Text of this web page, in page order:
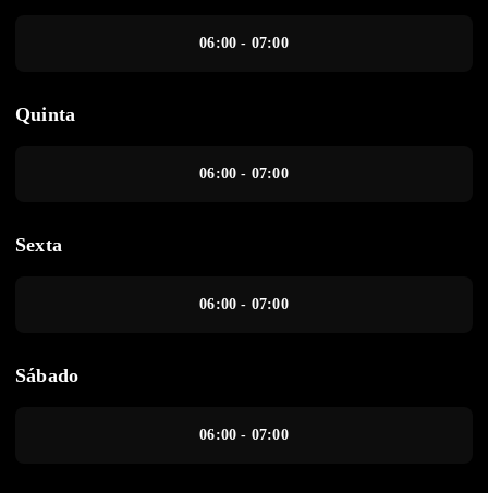
06:00 - 07:00
Quinta
06:00 - 07:00
Sexta
06:00 - 07:00
Sábado
06:00 - 07:00